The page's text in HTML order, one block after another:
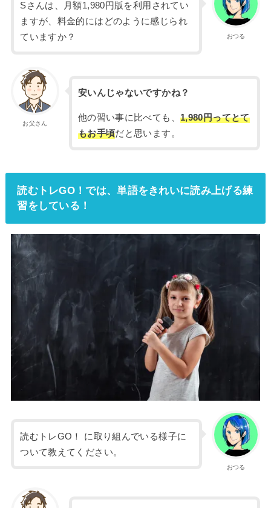
おつる
Sさんは、月額1,980円版を利用されてい
ますが、料金的にはどのように感じられ
ていますか？
お父さん
安いんじゃないですかね？
他の習い事に比べても、 1,980円ってとて
もお手頃だと思います。
読むトレGO！では、単語をきれいに読み上げる練
習をしている！
おつる
読むトレGO！ に取り組んでいる様子に
ついて教えてください。